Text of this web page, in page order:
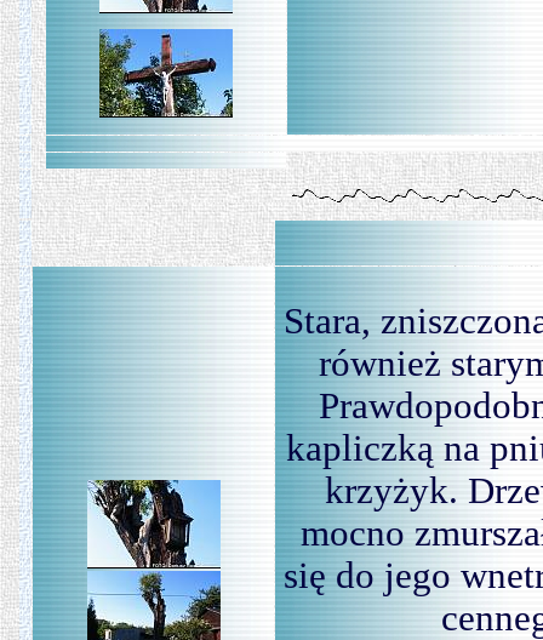
Stara,
również
kapliczką na
krzyżyk.
mocno
się do jego